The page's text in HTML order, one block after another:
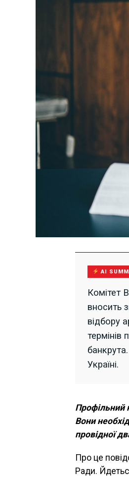
AI
Комітет
вносить
відбору
Україні.
Профільний
Вони
провідної
Про це
Ради.